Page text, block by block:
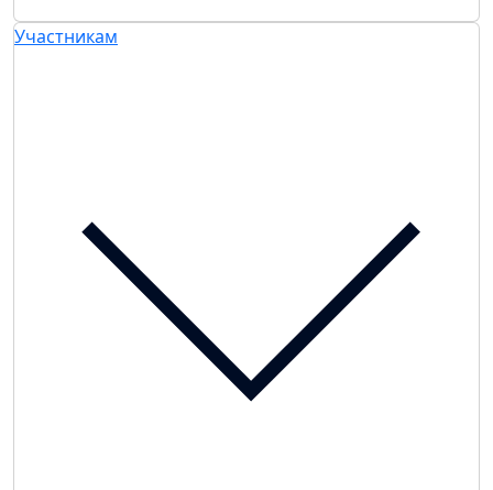
Участникам